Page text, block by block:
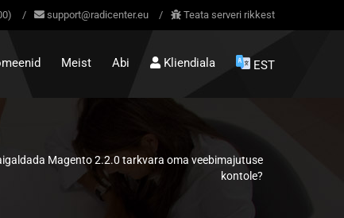
/ support@radicenter.eu / Teata serveri rikkest
Meist Abi Kliendiala EST
Magento 2.2.0 tarkvara oma veebimajutuse
kontole?